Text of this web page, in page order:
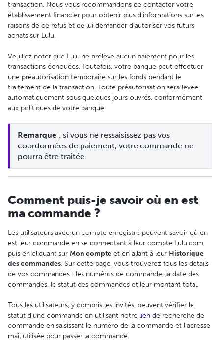
transaction. Nous vous recommandons de contacter votre
établissement financier pour obtenir plus d'informations sur les
raisons de ce refus et de lui demander d'autoriser vos futurs
achats sur Lulu.
Veuillez noter que Lulu ne prélève aucun paiement pour les
transactions échouées. Toutefois, votre banque peut effectuer
une préautorisation temporaire sur les fonds pendant le
traitement de la transaction. Toute préautorisation sera levée
automatiquement sous quelques jours ouvrés, conformément
aux politiques de votre banque.
Remarque : si vous ne ressaisissez pas vos
coordonnées de paiement, votre commande ne
pourra être traitée.
Comment puis-je savoir où en est
ma commande ?
Les utilisateurs avec un compte enregistré peuvent savoir où en
est leur commande en se connectant à leur compte Lulu.com,
puis en cliquant sur Mon compte et en allant à leur Historique
des commandes. Sur cette page, vous trouverez tous les détails
de vos commandes : les numéros de commande, la date des
commandes, le statut des commandes et leur montant total.
Tous les utilisateurs, y compris les invités, peuvent vérifier le
statut d'une commande en utilisant notre lien de recherche de
commande en saisissant le numéro de la commande et l'adresse
mail utilisée pour passer la commande.